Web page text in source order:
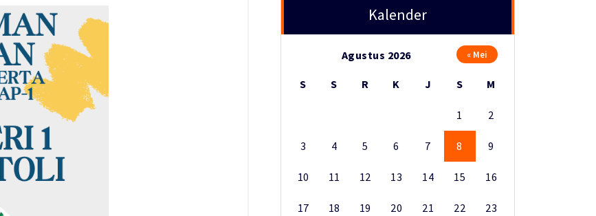
Kalender
Agustus 2026
S S R K J S M
1 2
3 4 5 6 7 8 9
10 11 12 13 14 15 16
17 18 19 20 21 22 23
« Mei